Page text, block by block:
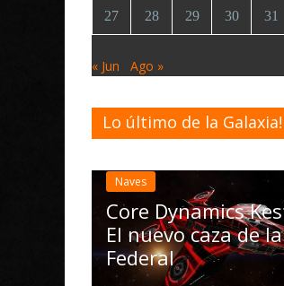
27 28 29 30 31
« Jun Ago »
Lo último de la Galaxia!
Kestrel Mk II:
de la Armada
las
Nomad y
mejoras